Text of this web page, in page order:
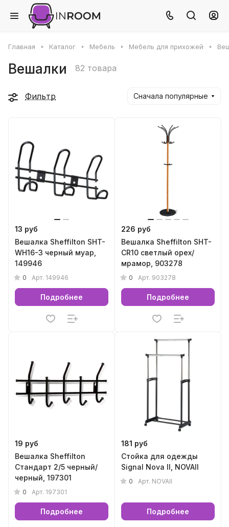
Главная Каталог Мебель Мебель для прихожей
Вешалки 82 товара
Фильтр Сначала популярные
13 руб
Вешалка Sheffilton SHT-
WH16-3 черный муар,
149946
0 Арт. 149946
Подробнее
226 руб
Вешалка Sheffilton SHT-
CR10 светлый орех/
мрамор, 903278
0 Арт. 903278
Подробнее
19 руб
Вешалка Sheffilton
Стандарт 2/5 черный/
черный, 197301
0 Арт. 197301
Подробнее
181 руб
Стойка для одежды
Signal Nova II, NOVAII
0 Арт. NOVAII
Подробнее